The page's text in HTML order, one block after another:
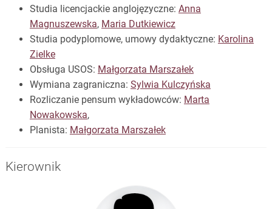
Studia licencjackie anglojęzyczne: Anna
Magnuszewska, Maria Dutkiewicz
Studia podyplomowe, umowy dydaktyczne: Karolina
Zielke
Obsługa USOS: Małgorzata Marszałek
Wymiana zagraniczna: Sylwia Kulczyńska
Rozliczanie pensum wykładowców: Marta
Nowakowska,
Planista: Małgorzata Marszałek
Kierownik